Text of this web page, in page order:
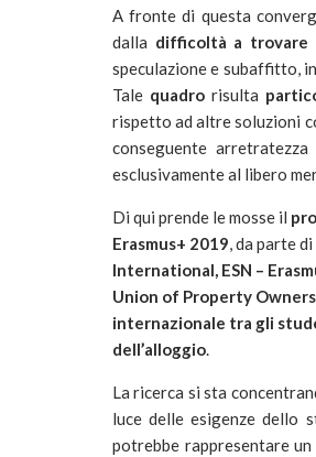
A fronte di questa
dalla difficoltà a trovare
speculazione e subaffitto,
Tale quadrorisulta
rispetto ad altre soluzioni
conseguente
esclusivamente al libero
Di qui prende le mosse il
Erasmus+ 2019, da parte
International, ESN –
Union of Property
internazionale tra gli
dell’alloggio.
La ricerca si sta
luce delle esigenze dello
potrebbe rappresentare